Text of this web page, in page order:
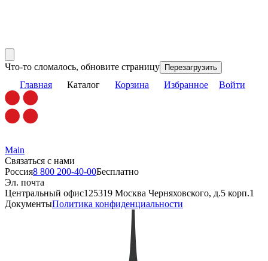
Что-то сломалось, обновите страницу Перезагрузить
Главная Каталог Корзина Избранное Войти
Main
Связаться с нами
Россия8 800 200-40-00Бесплатно
Эл. почта
Центральный офис125319 Москва Черняховского, д.5 корп.1
ДокументыПолитика конфиденциальности